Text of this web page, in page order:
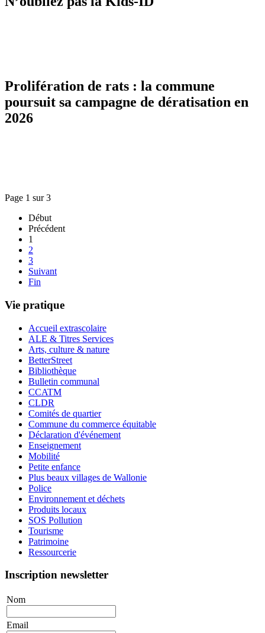
Prolifération de rats : la commune
poursuit sa campagne de dératisation en
2026
Page 1 sur 3
Début
Précédent
1
2
3
Suivant
Fin
Vie pratique
Accueil extrascolaire
ALE & Titres Services
Arts, culture & nature
BetterStreet
Bibliothèque
Bulletin communal
CCATM
CLDR
Comités de quartier
Commune du commerce équitable
Déclaration d'événement
Enseignement
Mobilité
Petite enfance
Plus beaux villages de Wallonie
Police
Environnement et déchets
Produits locaux
SOS Pollution
Tourisme
Patrimoine
Ressourcerie
Inscription newsletter
Nom
Email